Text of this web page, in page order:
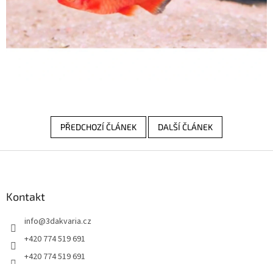
PŘEDCHOZÍ ČLÁNEK DALŠÍ ČLÁNEK
Kontakt
info@3dakvaria.cz
+420 774 519 691
+420 774 519 691